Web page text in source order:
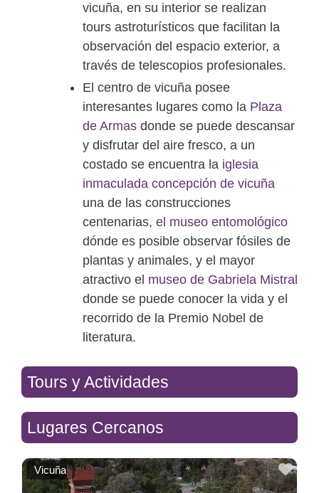
vicuña, en su interior se realizan
tours astroturísticos que facilitan la
observación del espacio exterior, a
través de telescopios profesionales.
El centro de vicuña posee
interesantes lugares como la Plaza
de Armas donde se puede descansar
y disfrutar del aire fresco, a un
costado se encuentra la iglesia
inmaculada concepción de vicuña
una de las construcciones
centenarias, el museo entomológico
dónde es posible observar fósiles de
plantas y animales, y el mayor
atractivo el museo de Gabriela Mistral
donde se puede conocer la vida y el
recorrido de la Premio Nobel de
literatura.
Tours y Actividades
Lugares Cercanos
Vicuña